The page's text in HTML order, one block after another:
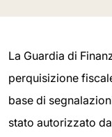
La Guardia di
perquisizione
base di
stato autorizzato